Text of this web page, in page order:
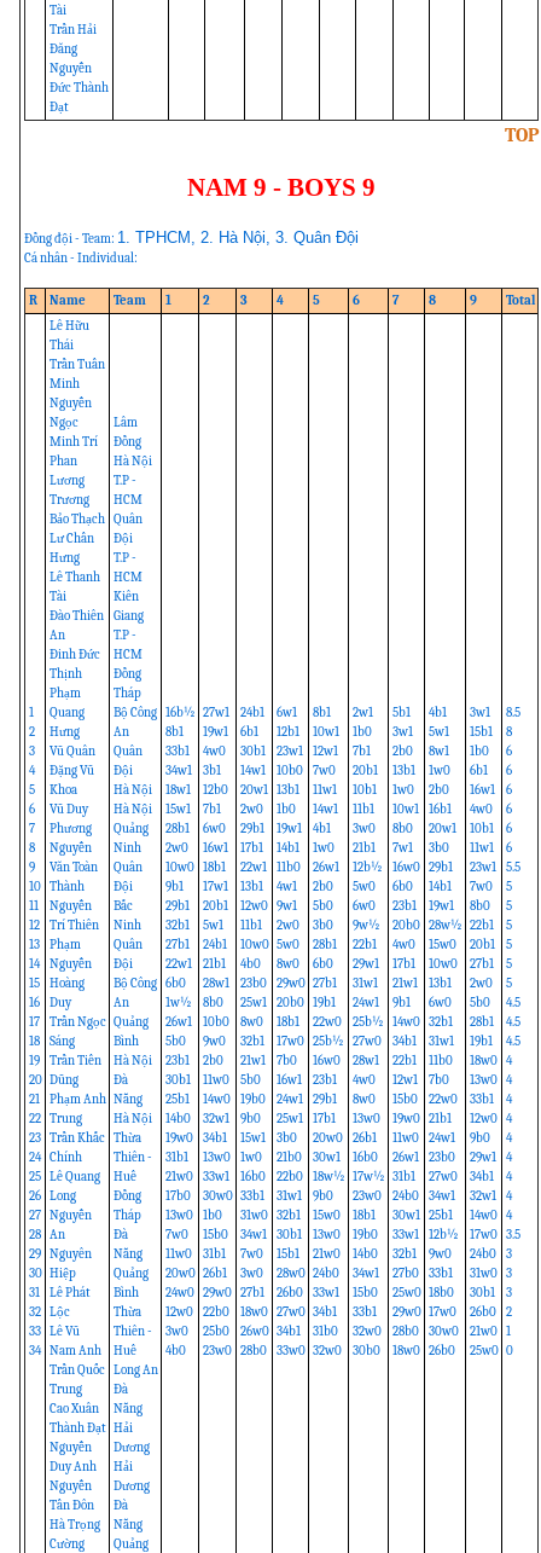
Tài
Trần Hải
Đăng
Nguyễn
Đức Thành
Đạt
TOP
NAM 9 - BOYS 9
Đồng đội - Team: 1. TPHCM, 2. Hà Nội, 3. Quân Đội
Cá nhân - Individual:
R Name Team 1 2 3 4 5 6 7 8 9 Total
1
2
3
4
5
6
7
8
9
10
11
12
13
14
15
16
17
18
19
20
21
22
23
24
25
26
27
28
29
30
31
32
33
34
Lê Hữu
Thái
Trần Tuấn
Minh
Nguyễn
Ngọc
Minh Trí
Phan
Lương
Trương
Bảo Thạch
Lư Chấn
Hưng
Lê Thanh
Tài
Đào Thiên
An
Đinh Đức
Thịnh
Phạm
Quang
Hưng
Vũ Quân
Đặng Vũ
Khoa
Vũ Duy
Phương
Nguyễn
Văn Toàn
Thành
Nguyễn
Trí Thiên
Phạm
Nguyễn
Hoàng
Duy
Trần Ngọc
Sáng
Trần Tiến
Dũng
Phạm Anh
Trung
Trần Khắc
Chính
Lê Quang
Long
Nguyễn
An
Nguyên
Hiệp
Lê Phát
Lộc
Lê Vũ
Nam Anh
Trần Quốc
Trung
Cao Xuân
Thành Đạt
Nguyễn
Duy Anh
Nguyễn
Tấn Đôn
Hà Trọng
Cường
Lâm
Đồng
Hà Nội
T.P -
HCM
Quân
Đội
T.P -
HCM
Kiên
Giang
T.P -
HCM
Đồng
Tháp
Bộ Công
An
Quân
Đội
Hà Nội
Hà Nội
Quảng
Ninh
Quân
Đội
Bắc
Ninh
Quân
Đội
Bộ Công
An
Quảng
Bình
Hà Nội
Đà
Nẵng
Hà Nội
Thừa
Thiên -
Huế
Đồng
Tháp
Đà
Nẵng
Quảng
Bình
Thừa
Thiên -
Huế
Long An
Đà
Nẵng
Hải
Dương
Hải
Dương
Đà
Nẵng
Quảng
16b½
8b1
33b1
34w1
18w1
15w1
28b1
2w0
10w0
9b1
29b1
32b1
27b1
22w1
6b0
1w½
26w1
5b0
23b1
30b1
25b1
14b0
19w0
31b1
21w0
17b0
13w0
7w0
11w0
20w0
24w0
12w0
3w0
4b0
27w1
19w1
4w0
3b1
12b0
7b1
6w0
16w1
18b1
17w1
20b1
5w1
24b1
21b1
28w1
8b0
10b0
9w0
2b0
11w0
14w0
32w1
34b1
13w0
33w1
30w0
1b0
15b0
31b1
26b1
29w0
22b0
25b0
23w0
24b1
6b1
30b1
14w1
20w1
2w0
29b1
17b1
22w1
13b1
12w0
11b1
10w0
4b0
23b0
25w1
8w0
32b1
21w1
5b0
19b0
9b0
15w1
1w0
16b0
33b1
31w0
34w1
7w0
3w0
27b1
18w0
26w0
28b0
6w1
12b1
23w1
10b0
13b1
1b0
19w1
14b1
11b0
4w1
9w1
2w0
5w0
8w0
29w0
20b0
18b1
17w0
7b0
16w1
24w1
25w1
3b0
21b0
22b0
31w1
32b1
30b1
15b1
28w0
26b0
27w0
34b1
33w0
8b1
10w1
12w1
7w0
11w1
14w1
4b1
1w0
26w1
2b0
5b0
3b0
28b1
6b0
27b1
19b1
22w0
25b½
16w0
23b1
29b1
17b1
20w0
30w1
18w½
9b0
15w0
13w0
21w0
24b0
33w1
34b1
31b0
32w0
2w1
1b0
7b1
20b1
10b1
11b1
3w0
21b1
12b½
5w0
6w0
9w½
22b1
29w1
31w1
24w1
25b½
27w0
28w1
4w0
8w0
13w0
26b1
16b0
17w½
23w0
18b1
19b0
14b0
34w1
15b0
33b1
32w0
30b0
5b1
3w1
2b0
13b1
1w0
10w1
8b0
7w1
16w0
6b0
23b1
20b0
4w0
17b1
21w1
9b1
14w0
34b1
22b1
12w1
15b0
19w0
11w0
26w1
31b1
24b0
30w1
33w1
32b1
27b0
25w0
29w0
28b0
18w0
4b1
5w1
8w1
1w0
2b0
16b1
20w1
3b0
29b1
14b1
19w1
28w½
15w0
10w0
13b1
6w0
32b1
31w1
11b0
7b0
22w0
21b1
24w1
23b0
27w0
34w1
25b1
12b½
9w0
33b1
18b0
17w0
30w0
26b0
3w1
15b1
1b0
6b1
16w1
4w0
10b1
11w1
23w1
7w0
8b0
22b1
20b1
27b1
2w0
5b0
28b1
19b1
18w0
13w0
33b1
12w0
9b0
29w1
34b1
32w1
14w0
17w0
24b0
31w0
30b1
26b0
21w0
25w0
8.5
8
6
6
6
6
6
6
5.5
5
5
5
5
5
5
4.5
4.5
4.5
4
4
4
4
4
4
4
4
4
3.5
3
3
3
2
1
0